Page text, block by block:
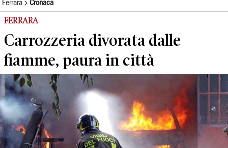
Ferrara Cronaca
FERRARA
Carrozzeria divorata dalle
fiamme, paura in città